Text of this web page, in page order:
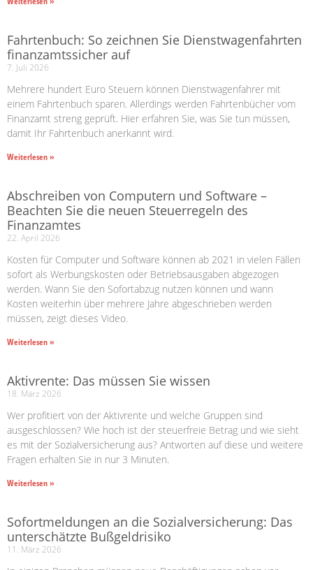
Fahrtenbuch: So zeichnen Sie Dienstwagenfahrten
finanzamtssicher auf
7. Juli 2026
Mehrere hundert Euro Steuern können Dienstwagenfahrer mit
einem Fahrtenbuch sparen. Allerdings werden Fahrtenbücher vom
Finanzamt streng geprüft. Hier erfahren Sie, was Sie tun müssen,
damit Ihr Fahrtenbuch anerkannt wird.
Weiterlesen »
Abschreiben von Computern und Software –
Beachten Sie die neuen Steuerregeln des
Finanzamtes
22. April 2026
Kosten für Computer und Software können ab 2021 in vielen Fällen
sofort als Werbungskosten oder Betriebsausgaben abgezogen
werden. Wann Sie den Sofortabzug nutzen können und wann
Kosten weiterhin über mehrere Jahre abgeschrieben werden
müssen, zeigt dieses Video.
Weiterlesen »
Aktivrente: Das müssen Sie wissen
18. März 2026
Wer profitiert von der Aktivrente und welche Gruppen sind
ausgeschlossen? Wie hoch ist der steuerfreie Betrag und wie sieht
es mit der Sozialversicherung aus? Antworten auf diese und weitere
Fragen erhalten Sie in nur 3 Minuten.
Weiterlesen »
Sofortmeldungen an die Sozialversicherung: Das
unterschätzte Bußgeldrisiko
11. März 2026